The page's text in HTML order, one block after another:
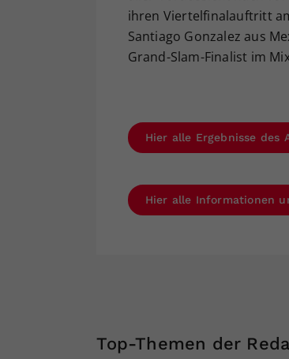
ihren Viertelfinalauftritt
Santiago Gonzalez aus
Grand-Slam-Finalist im
Hier alle Ergebnisse des
Hier alle Informationen
Top-Themen der